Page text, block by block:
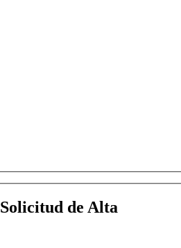
Solicitud de Alta